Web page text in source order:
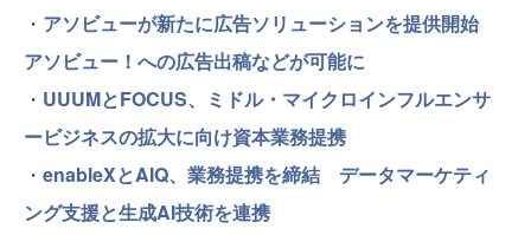
・ アソビューが新たに広告ソリューションを提供開始
アソビュー！への広告出稿などが可能に
・ UUUMとFOCUS、ミドル・マイクロインフルエンサ
ービジネスの拡大に向け資本業務提携
・ enableXとAIQ、業務提携を締結 データマーケティ
ング支援と生成AI技術を連携